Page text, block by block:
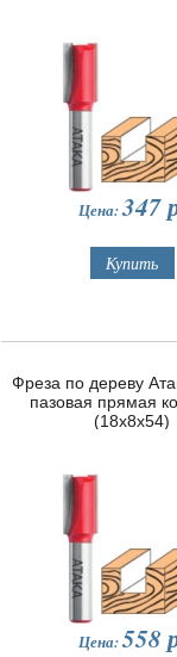
Цена:347
Фреза по дереву
пазовая прямая
(18х8х54)
Цена:558